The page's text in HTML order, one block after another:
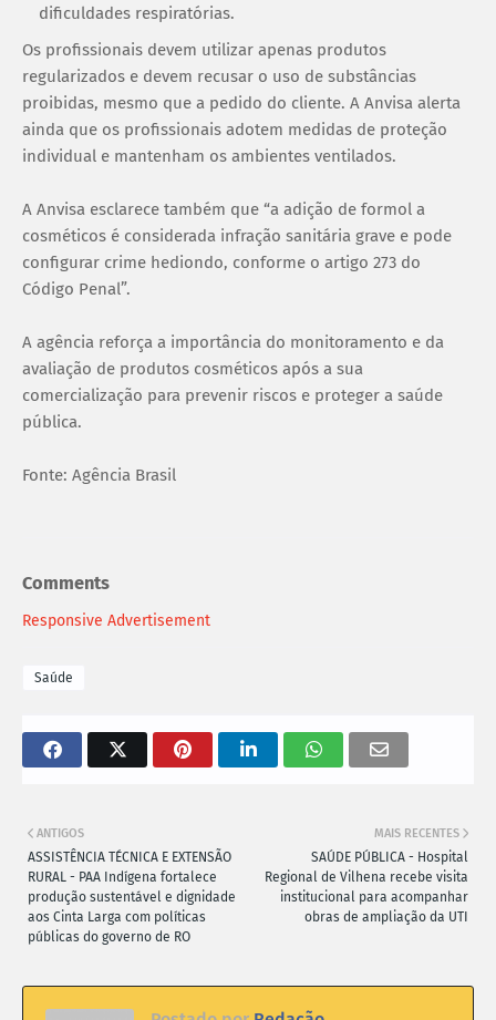
dificuldades respiratórias.
Os profissionais devem utilizar apenas produtos
regularizados e devem recusar o uso de substâncias
proibidas, mesmo que a pedido do cliente. A Anvisa alerta
ainda que os profissionais adotem medidas de proteção
individual e mantenham os ambientes ventilados.
A Anvisa esclarece também que “a adição de formol a
cosméticos é considerada infração sanitária grave e pode
configurar crime hediondo, conforme o artigo 273 do
Código Penal”.
A agência reforça a importância do monitoramento e da
avaliação de produtos cosméticos após a sua
comercialização para prevenir riscos e proteger a saúde
pública.
Fonte: Agência Brasil
Comments
Responsive Advertisement
Saúde
MAIS RECENTES
SAÚDE PÚBLICA - Hospital
Regional de Vilhena recebe visita
institucional para acompanhar
obras de ampliação da UTI
ANTIGOS
ASSISTÊNCIA TÉCNICA E EXTENSÃO
RURAL - PAA Indígena fortalece
produção sustentável e dignidade
aos Cinta Larga com políticas
públicas do governo de RO